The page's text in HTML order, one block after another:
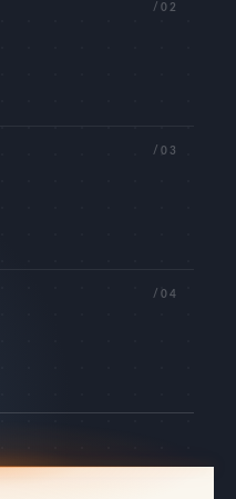
/02
/03
/04